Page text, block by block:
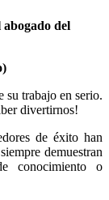
abogado del
su trabajo en serio.
divertirnos!
de éxito han
demuestran
conocimiento o